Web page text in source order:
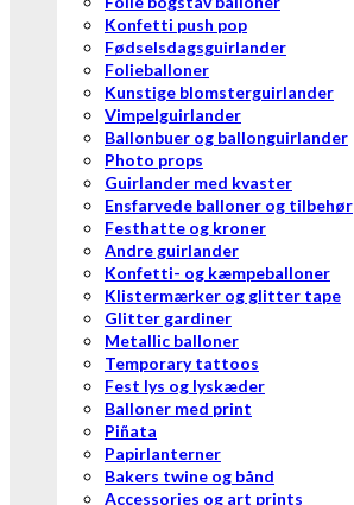
Konfetti push pop
Fødselsdagsguirlander
Folieballoner
Kunstige blomsterguirlander
Vimpelguirlander
Ballonbuer og ballonguirlander
Photo props
Guirlander med kvaster
Ensfarvede balloner og tilbehør
Festhatte og kroner
Andre guirlander
Konfetti- og kæmpeballoner
Klistermærker og glitter tape
Glitter gardiner
Metallic balloner
Temporary tattoos
Fest lys og lyskæder
Balloner med print
Piñata
Papirlanterner
Bakers twine og bånd
Accessories og art prints